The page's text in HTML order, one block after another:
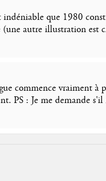
indéniable que 1980
autre illustration est
commence vraiment
PS : Je me demande